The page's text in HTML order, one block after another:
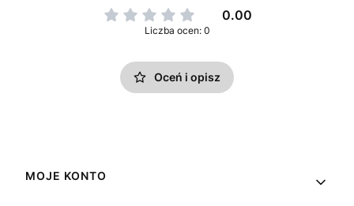
0.00
Liczba ocen: 0
Oceń i opisz
Linki w stopce
MOJE KONTO